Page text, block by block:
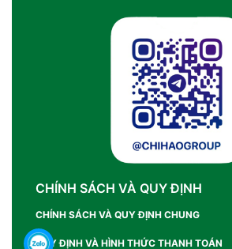
CHÍNH SÁCH VÀ QUY ĐỊNH
CHÍNH SÁCH VÀ QUY ĐỊNH CHUNG
QUY ĐỊNH VÀ HÌNH THỨC THANH TOÁN